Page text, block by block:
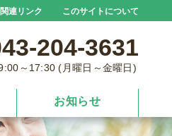
関連リンク このサイトについて
204-3631
～17:30 (月曜日～金曜日)
お知らせ